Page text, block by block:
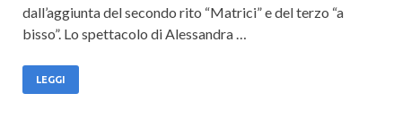
dall’aggiunta del secondo rito “Matrici” e del terzo “a
bisso”. Lo spettacolo di Alessandra …
LEGGI